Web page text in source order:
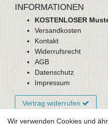
INFORMATIONEN
KOSTENLOSER
Versandkosten
Kontakt
Widerrufsrecht
AGB
Datenschutz
Impressum
Vertrag widerrufen
Wir verwenden Cookies und